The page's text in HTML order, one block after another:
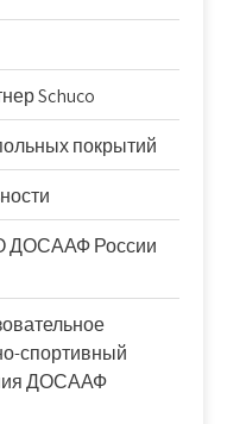
Schuco
покрытий
ДОСААФ России
спортивный
ДОСААФ